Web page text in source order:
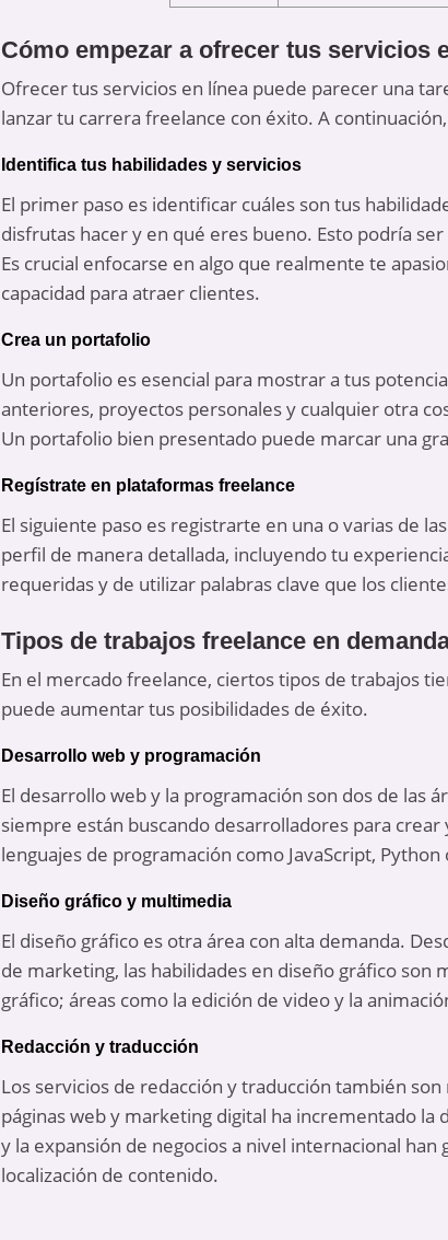
Cómo empezar a ofrecer tus servicios
Ofrecer tus servicios en línea puede parecer una
lanzar tu carrera freelance con éxito. A
Identifica tus habilidades y servicios
El primer paso es identificar cuáles son tus
disfrutas hacer y en qué eres bueno. Esto podría
Es crucial enfocarse en algo que realmente te
capacidad para atraer clientes.
Crea un portafolio
Un portafolio es esencial para mostrar a tus
anteriores, proyectos personales y cualquier otra
Un portafolio bien presentado puede marcar una
Regístrate en plataformas freelance
El siguiente paso es registrarte en una o varias de
perfil de manera detallada, incluyendo tu
requeridas y de utilizar palabras clave que los
Tipos de trabajos freelance en
En el mercado freelance, ciertos tipos de trabajos
puede aumentar tus posibilidades de éxito.
Desarrollo web y programación
El desarrollo web y la programación son dos de las
siempre están buscando desarrolladores para
lenguajes de programación como JavaScript,
Diseño gráfico y multimedia
El diseño gráfico es otra área con alta demanda.
de marketing, las habilidades en diseño gráfico son
gráfico; áreas como la edición de video y la
Redacción y traducción
Los servicios de redacción y traducción también
páginas web y marketing digital ha incrementado
y la expansión de negocios a nivel internacional
localización de contenido.